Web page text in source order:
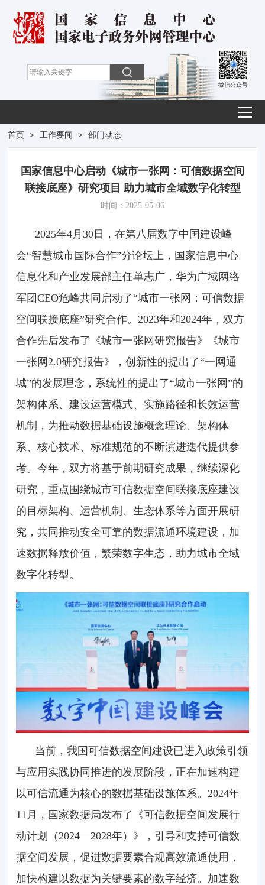
微信公众号
首页 > 工作要闻 > 部门动态
国家信息中心启动《城市一张网：可信数据空间
联接底座》研究项目 助力城市全域数字化转型
时间：2025-05-06
2025年4月30日，在第八届数字中国建设峰
会“智慧城市国际合作”分论坛上，国家信息中心
信息化和产业发展部主任单志广，华为广域网络
军团CEO危峰共同启动了“城市一张网：可信数据
空间联接底座”研究合作。2023年和2024年，双方
合作先后发布了《城市一张网研究报告》《城市
一张网2.0研究报告》，创新性的提出了“一网通
城”的发展理念，系统性的提出了“城市一张网”的
架构体系、建设运营模式、实施路径和长效运营
机制，为推动数据基础设施概念理论、架构体
系、核心技术、标准规范的不断演进迭代提供参
考。今年，双方将基于前期研究成果，继续深化
研究，重点围绕城市可信数据空间联接底座建设
的目标架构、运营机制、生态体系等方面开展研
究，共同推动安全可靠的数据流通环境建设，加
速数据释放价值，繁荣数字生态，助力城市全域
数字化转型。
当前，我国可信数据空间建设已进入政策引领
与应用实践协同推进的发展阶段，正在加速构建
以可信流通为核心的数据基础设施体系。2024年
11月，国家数据局发布了《可信数据空间发展行
动计划（2024—2028年）》，引导和支持可信数
据空间发展，促进数据要素合规高效流通使用，
加快构建以数据为关键要素的数字经济。加速数